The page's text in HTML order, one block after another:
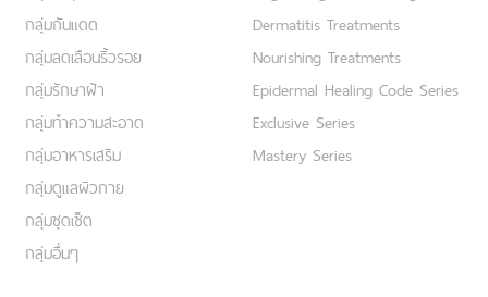
กลุ่มกันแดด
กลุ่มลดเลือนริ้วรอย
กลุ่มรักษาฝ้า
กลุ่มทำความสะอาด
กลุ่มอาหารเสริม
กลุ่มดูแลผิวกาย
กลุ่มชุดเซ็ต
กลุ่มอื่นๆ
Dermatitis Treatments
Nourishing Treatments
Epidermal Healing Code Series
Exclusive Series
Mastery Series